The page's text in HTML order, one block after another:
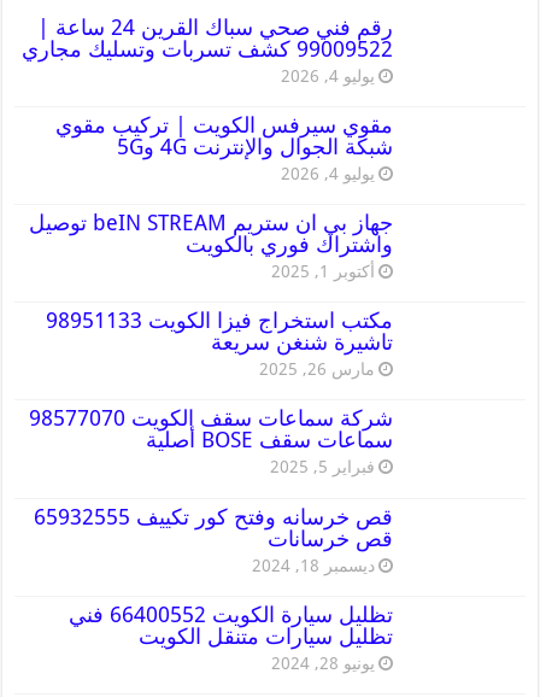
رقم فني صحي سباك القرين 24 ساعة |
99009522 كشف تسربات وتسليك مجاري
يوليو 4, 2026
مقوي سيرفس الكويت | تركيب مقوي
شبكة الجوال والإنترنت 4G و5G
يوليو 4, 2026
جهاز بي ان ستريم beIN STREAM توصيل
واشتراك فوري بالكويت
أكتوبر 1, 2025
مكتب استخراج فيزا الكويت 98951133
تاشيرة شنغن سريعة
مارس 26, 2025
شركة سماعات سقف الكويت 98577070
سماعات سقف BOSE أصلية
فبراير 5, 2025
قص خرسانه وفتح كور تكييف 65932555
قص خرسانات
ديسمبر 18, 2024
تظليل سيارة الكويت 66400552 فني
تظليل سيارات متنقل الكويت
يونيو 28, 2024